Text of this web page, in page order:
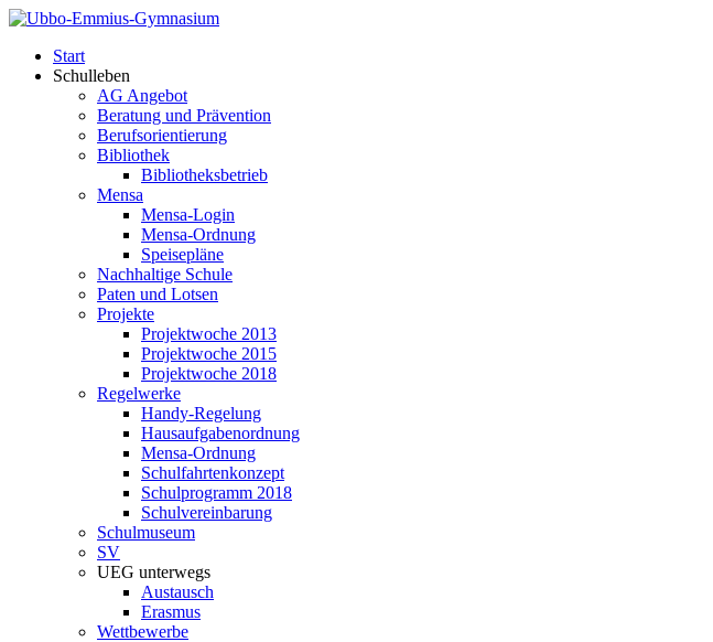
Start
Schulleben
AG Angebot
Beratung und Prävention
Berufsorientierung
Bibliothek
Bibliotheksbetrieb
Mensa
Mensa-Login
Mensa-Ordnung
Speisepläne
Nachhaltige Schule
Paten und Lotsen
Projekte
Projektwoche 2013
Projektwoche 2015
Projektwoche 2018
Regelwerke
Handy-Regelung
Hausaufgabenordnung
Mensa-Ordnung
Schulfahrtenkonzept
Schulprogramm 2018
Schulvereinbarung
Schulmuseum
SV
UEG unterwegs
Austausch
Erasmus
Wettbewerbe